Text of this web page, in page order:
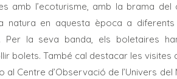
amb l’ecoturisme, amb la brama
natura en aquesta època a
Per la seva banda, els boletaires
bolets. També cal destacar les visites
al Centre d’Observació de l’Univers